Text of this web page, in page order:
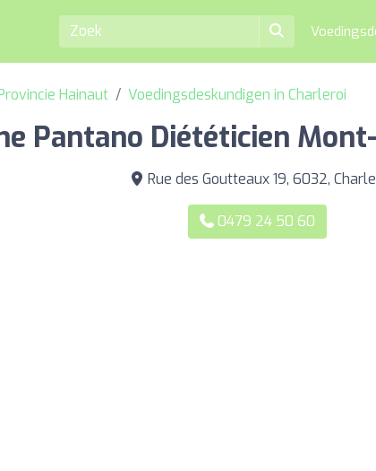
Hainaut Voedingsdeskundigen in Charleroi
Pantano Diététicien
Rue des Goutteaux 19, 6032,
0479 24 50 60